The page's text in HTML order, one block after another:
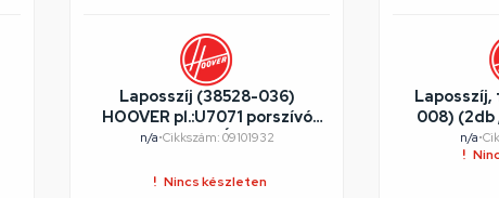
Laposszíj (38528-036)
HOOVER pl.:U7071 porszívó
/RENDELÉSRE
n/a•Cikkszám: 09101932
Nincs készleten
Laposszíj,
008) (2db
n/a•